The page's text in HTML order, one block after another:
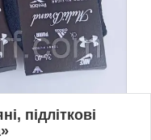
підліткові